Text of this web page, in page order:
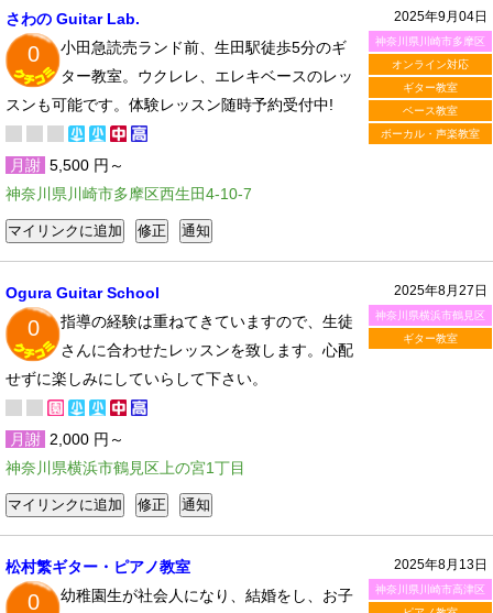
2025年9月04日
神奈川県川崎市多摩区
オンライン対応
ギター教室
ベース教室
ボーカル・声楽教室
さわの Guitar Lab.
0
小田急読売ランド前、生田駅徒歩5分のギ
ター教室。ウクレレ、エレキベースのレッ
スンも可能です。体験レッスン随時予約受付中!
月謝 5,500 円～
神奈川県川崎市多摩区西生田4-10-7
2025年8月27日
神奈川県横浜市鶴見区
ギター教室
Ogura Guitar School
0
指導の経験は重ねてきていますので、生徒
さんに合わせたレッスンを致します。心配
せずに楽しみにしていらして下さい。
月謝 2,000 円～
神奈川県横浜市鶴見区上の宮1丁目
2025年8月13日
神奈川県川崎市高津区
松村繁ギター・ピアノ教室
0
幼稚園生が社会人になり、結婚をし、お子